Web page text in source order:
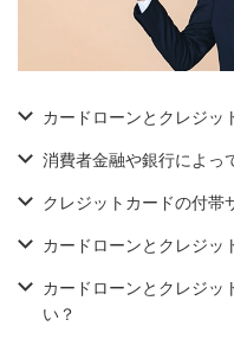
カードローンとクレジッ
消費者金融や銀行によっ
クレジットカードの付帯
カードローンとクレジッ
カードローンとクレジッ
い？